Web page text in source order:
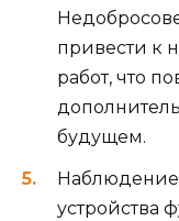
привести к
работ, что
будущем.
Наблюдение
устройства